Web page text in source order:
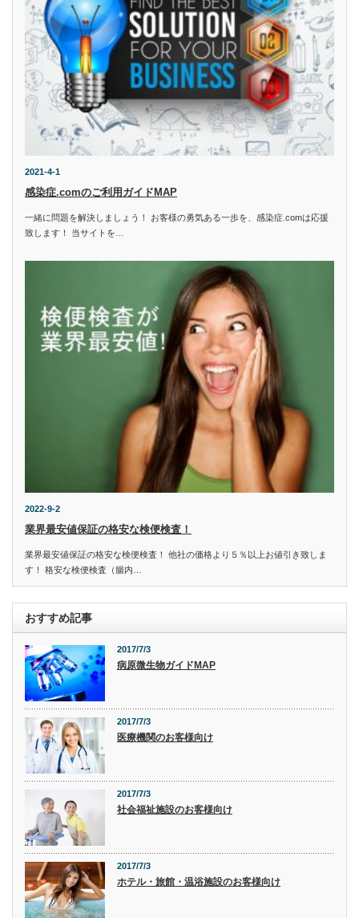
2021-4-1
感染症.comのご利用ガイドMAP
一緒に問題を解決しましょう！ お客様の勇気ある一歩を、感染症.comは応援
致します！ 当サイトを…
2022-9-2
業界最安値保証の格安な検便検査！
業界最安値保証の格安な検便検査！ 他社の価格より５％以上お値引き致しま
す！ 格安な検便検査（腸内…
おすすめ記事
2017/7/3
病原微生物ガイドMAP
2017/7/3
医療機関のお客様向け
2017/7/3
社会福祉施設のお客様向け
2017/7/3
ホテル・旅館・温浴施設のお客様向け